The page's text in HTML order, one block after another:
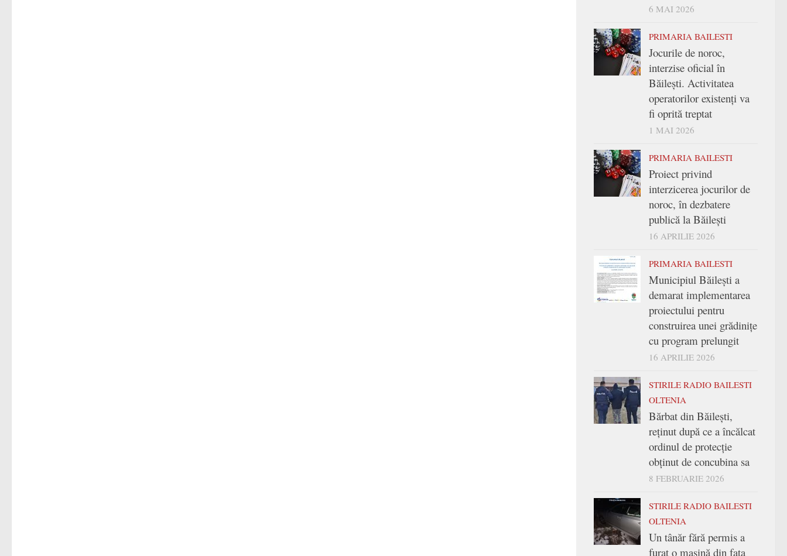
6 MAI 2026
PRIMARIA BAILESTI
Jocurile de noroc,
interzise oficial în
Băilești. Activitatea
operatorilor existenți va
fi oprită treptat
1 MAI 2026
PRIMARIA BAILESTI
Proiect privind
interzicerea jocurilor de
noroc, în dezbatere
publică la Băilești
16 APRILIE 2026
PRIMARIA BAILESTI
Municipiul Băilești a
demarat implementarea
proiectului pentru
construirea unei grădinițe
cu program prelungit
16 APRILIE 2026
STIRILE RADIO BAILESTI
OLTENIA
Bărbat din Băilești,
reținut după ce a încălcat
ordinul de protecție
obținut de concubina sa
8 FEBRUARIE 2026
STIRILE RADIO BAILESTI
OLTENIA
Un tânăr fără permis a
furat o mașină din fața